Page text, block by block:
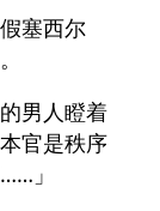
塞西尔
男人瞪着
官是秩序
」